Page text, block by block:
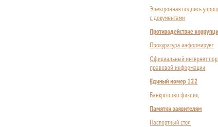
Электронная подпись
с документами
Противодействие
Прокуратура информирует
Официальный интернет-
правовой информации
Единый номер 122
Банкротство физлиц
Памятки заявителям
Паспортный стол